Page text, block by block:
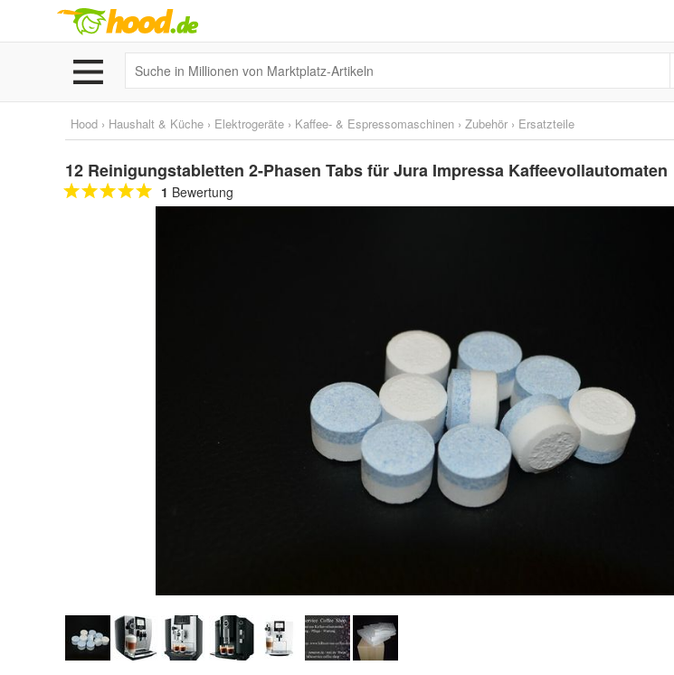
Hood › Haushalt & Küche › Elektrogeräte › Kaffee- & Espressomaschinen › Zubehör › Ersatzteile
12 Reinigungstabletten 2-Phasen Tabs für Jura Impressa Kaffeevollautomaten
1 Bewertung